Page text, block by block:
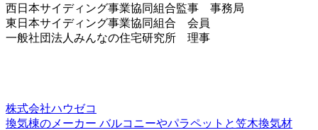
西日本サイディング事業協同組合監事 事務局
東日本サイディング事業協同組合 会員
一般社団法人みんなの住宅研究所 理事
株式会社ハウゼコ
換気棟のメーカー バルコニーやパラペットと笠木換気材